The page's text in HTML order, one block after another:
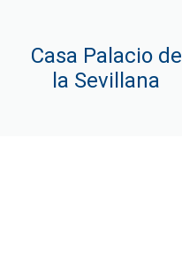
Casa Palacio de
la Sevillana